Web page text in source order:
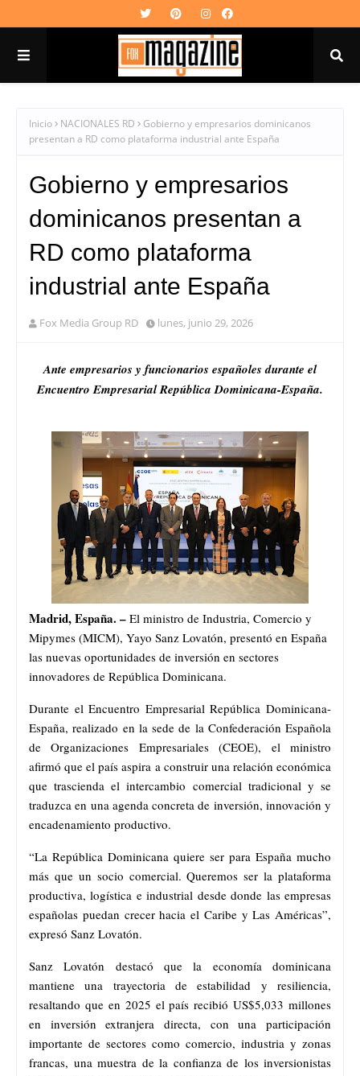
Inicio NACIONALES RD
Gobierno y empresarios dominicanos
presentan a RD como plataforma industrial ante España
Gobierno y empresarios
dominicanos presentan a
RD como plataforma
industrial ante España
Fox Media Group RD lunes, junio 29, 2026
Ante empresarios y funcionarios españoles durante el
Encuentro Empresarial República Dominicana-España.
Madrid, España. – El ministro de Industria, Comercio y
Mipymes (MICM), Yayo Sanz Lovatón, presentó en España
las nuevas oportunidades de inversión en sectores
innovadores de República Dominicana.
Durante el Encuentro Empresarial República Dominicana-
España, realizado en la sede de la Confederación Española
de Organizaciones Empresariales (CEOE), el ministro
afirmó que el país aspira a construir una relación económica
que trascienda el intercambio comercial tradicional y se
traduzca en una agenda concreta de inversión, innovación y
encadenamiento productivo.
“La República Dominicana quiere ser para España mucho
más que un socio comercial. Queremos ser la plataforma
productiva, logística e industrial desde donde las empresas
españolas puedan crecer hacia el Caribe y Las Américas”,
expresó Sanz Lovatón.
Sanz Lovatón destacó que la economía dominicana
mantiene una trayectoria de estabilidad y resiliencia,
resaltando que en 2025 el país recibió US$5,033 millones
en inversión extranjera directa, con una participación
importante de sectores como comercio, industria y zonas
francas, una muestra de la confianza de los inversionistas